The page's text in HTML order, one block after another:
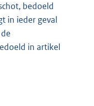
bedoeld
in ieder geval
in artikel